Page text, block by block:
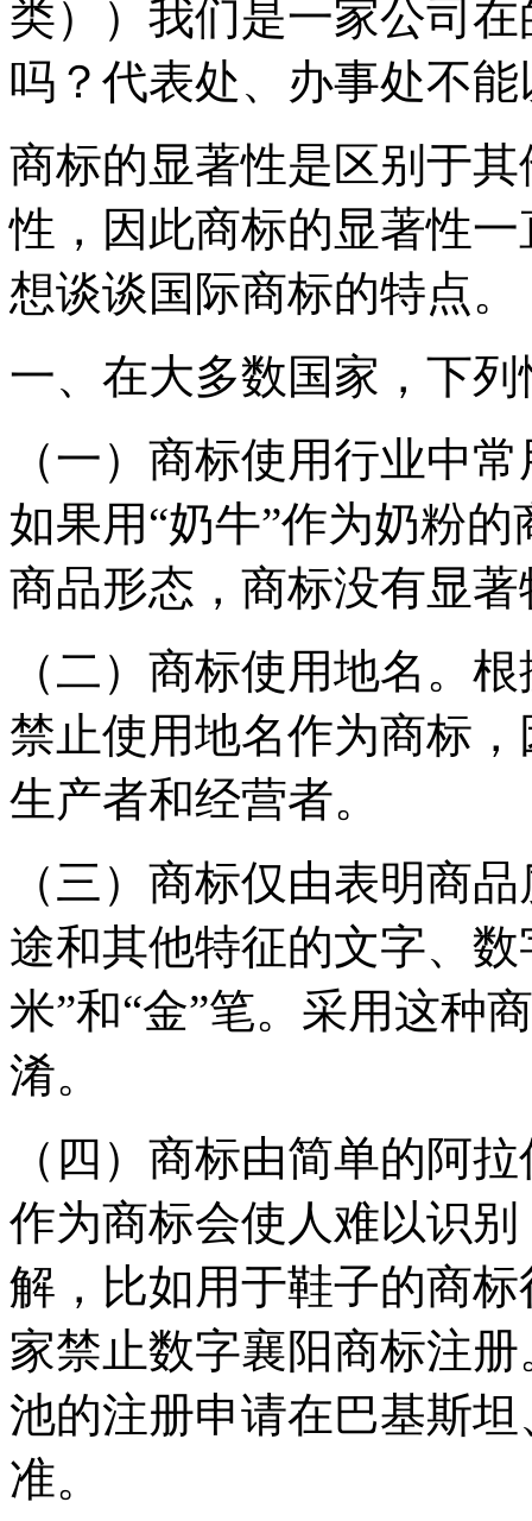
类））我们是一家公司
吗？代表处、办事处不
商标的显著性是区别于
性，因此商标的显著性
想谈谈国际商标的特点。
一、在大多数国家，下
（一）商标使用行业中
如果用“奶牛”作为奶粉
商品形态，商标没有显
（二）商标使用地名。
禁止使用地名作为商标
生产者和经营者。
（三）商标仅由表明商
途和其他特征的文字、
米”和“金”笔。采用这种
淆。
（四）商标由简单的阿
作为商标会使人难以识
解，比如用于鞋子的商
家禁止数字襄阳商标注
池的注册申请在巴基斯
准。